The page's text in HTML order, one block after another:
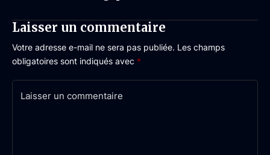
Laisser un commentaire
Votre adresse e-mail ne sera pas publiée. Les champs
obligatoires sont indiqués avec *